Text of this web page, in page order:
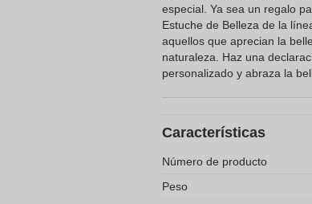
especial. Ya sea un regalo
Estuche de Belleza de la
aquellos que aprecian la
naturaleza. Haz una
personalizado y abraza la
Características
Número de producto
Peso